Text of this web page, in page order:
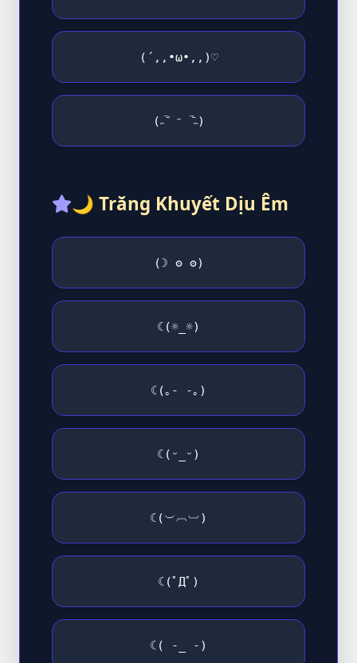
(´,,•ω•,,)♡
(˶‾᷄ ⁻ ‾᷅˵)
🌙 Trăng Khuyết Dịu Êm
(☽ ʘ ʘ)
☾(☼_☼)
☾(｡- -｡)
☾(ᵕ_ᵕ)
☾(︶︹︺)
☾(ﾟДﾟ)
☾( -_ -)